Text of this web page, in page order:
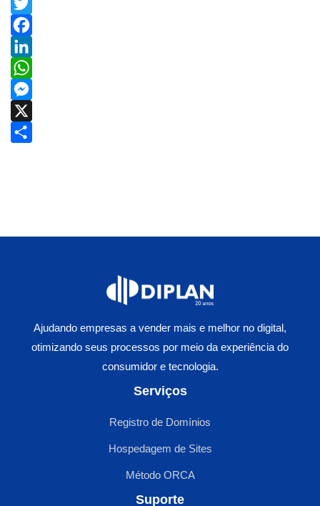
T
w
t
e
F
a
c
e
b
L
n
k
W
h
a
p
M
e
g
X
e
Ajudando empresas a vender mais e melhor no digital,
otimizando seus processos por meio da experiência do
consumidor e tecnologia.
Serviços
Registro de Domínios
Hospedagem de Sites
Método ORCA
Suporte